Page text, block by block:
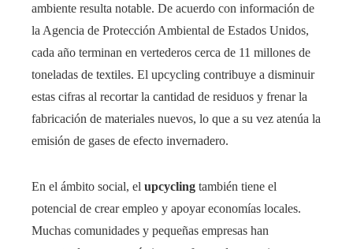
ambiente resulta notable. De acuerdo con información de
la Agencia de Protección Ambiental de Estados Unidos,
cada año terminan en vertederos cerca de 11 millones de
toneladas de textiles. El upcycling contribuye a disminuir
estas cifras al recortar la cantidad de residuos y frenar la
fabricación de materiales nuevos, lo que a su vez atenúa la
emisión de gases de efecto invernadero.
En el ámbito social, el upcycling también tiene el
potencial de crear empleo y apoyar economías locales.
Muchas comunidades y pequeñas empresas han